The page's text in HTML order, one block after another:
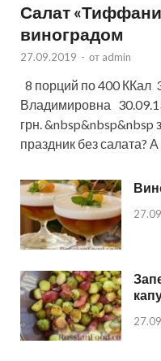
Салат
виноградом
27.09.2019 - от admin
8 порций по 400
Владимировна
грн.
праздник без салата?